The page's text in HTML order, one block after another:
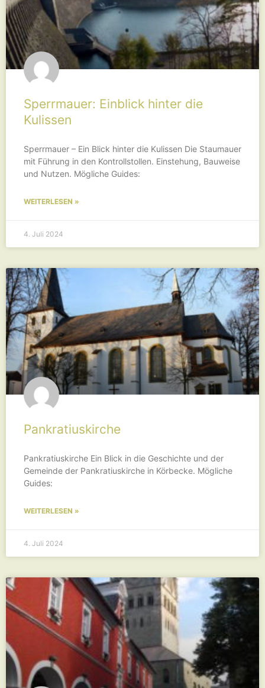
Sperrmauer: Einblick hinter die
Kulissen
Sperrmauer – Ein Blick hinter die Kulissen Die Staumauer
mit Führung in den Kontrollstollen. Einstehung, Bauweise
und Nutzen. Mögliche Guides:
WEITERLESEN »
4. Juli 2024
Pankratiuskirche
Pankratiuskirche Ein Blick in die Geschichte und der
Gemeinde der Pankratiuskirche in Körbecke. Mögliche
Guides:
WEITERLESEN »
4. Juli 2024